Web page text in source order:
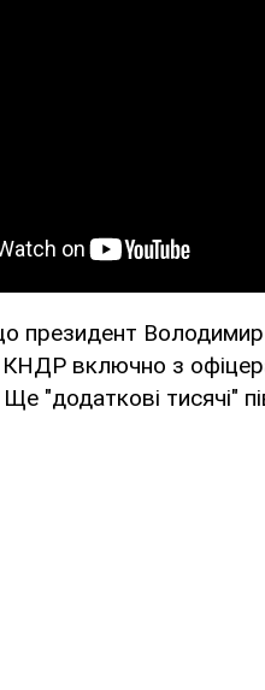
президент
КНДР включно з
Ще "додаткові тисячі"